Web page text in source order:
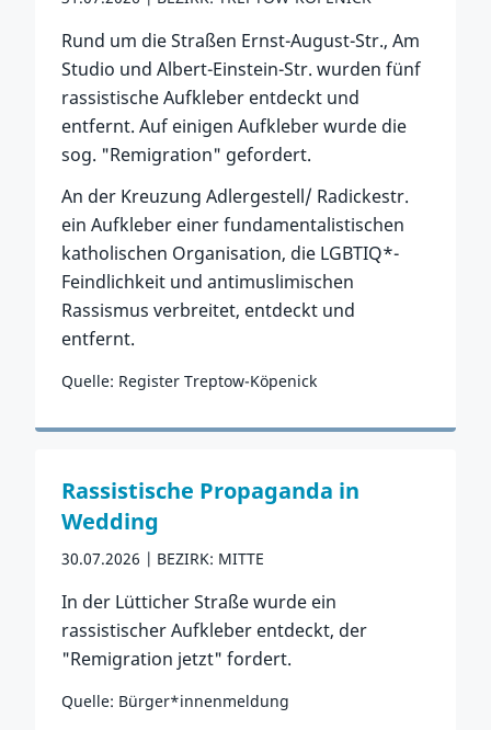
Rund um die Straßen Ernst-August-Str., Am
Studio und Albert-Einstein-Str. wurden fünf
rassistische Aufkleber entdeckt und
entfernt. Auf einigen Aufkleber wurde die
sog. "Remigration" gefordert.
An der Kreuzung Adlergestell/ Radickestr.
ein Aufkleber einer fundamentalistischen
katholischen Organisation, die LGBTIQ*-
Feindlichkeit und antimuslimischen
Rassismus verbreitet, entdeckt und
entfernt.
Quelle: Register Treptow-Köpenick
Zum Vorfall
Rassistische Propaganda in
Wedding
30.07.2026 BEZIRK: MITTE
In der Lütticher Straße wurde ein
rassistischer Aufkleber entdeckt, der
"Remigration jetzt" fordert.
Quelle: Bürger*innenmeldung